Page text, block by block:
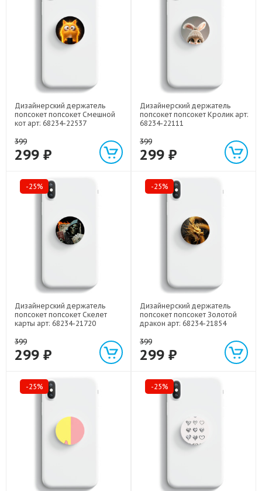
Дизайнерский держатель
попсокет попсокет Смешной
кот арт: 68234-22537
399
299 ₽
Дизайнерский держатель
попсокет попсокет Кролик арт:
68234-22111
399
299 ₽
-25%
Дизайнерский держатель
попсокет попсокет Скелет
карты арт: 68234-21720
399
299 ₽
-25%
Дизайнерский держатель
попсокет попсокет Золотой
дракон арт: 68234-21854
399
299 ₽
-25% -25%